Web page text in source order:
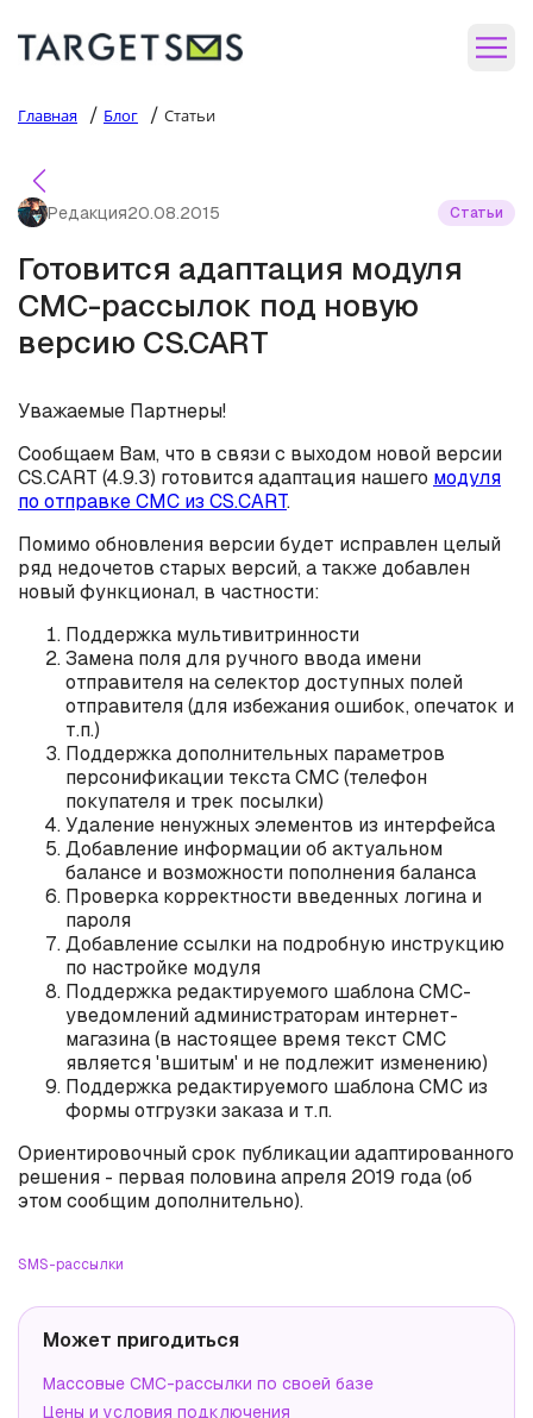
Главная / Блог / Статьи
Редакция20.08.2015 Статьи
Готовится адаптация модуля
СМС-рассылок под новую
версию CS.CART
Уважаемые Партнеры!
Сообщаем Вам, что в связи с выходом новой версии
CS.CART (4.9.3) готовится адаптация нашего модуля
по отправке СМС из CS.CART.
Помимо обновления версии будет исправлен целый
ряд недочетов старых версий, а также добавлен
новый функционал, в частности:
Поддержка мультивитринности
Замена поля для ручного ввода имени
отправителя на селектор доступных полей
отправителя (для избежания ошибок, опечаток и
т.п.)
Поддержка дополнительных параметров
персонификации текста СМС (телефон
покупателя и трек посылки)
Удаление ненужных элементов из интерфейса
Добавление информации об актуальном
балансе и возможности пополнения баланса
Проверка корректности введенных логина и
пароля
Добавление ссылки на подробную инструкцию
по настройке модуля
Поддержка редактируемого шаблона СМС-
уведомлений администраторам интернет-
магазина (в настоящее время текст СМС
является 'вшитым' и не подлежит изменению)
Поддержка редактируемого шаблона СМС из
формы отгрузки заказа и т.п.
Ориентировочный срок публикации адаптированного
решения - первая половина апреля 2019 года (об
этом сообщим дополнительно).
SMS-рассылки
Может пригодиться
Массовые СМС-рассылки по своей базе
Цены и условия подключения